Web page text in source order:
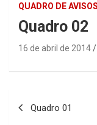
QUADRO DE AVISOS
Quadro 02
16 de abril de 2014
Quadro 01